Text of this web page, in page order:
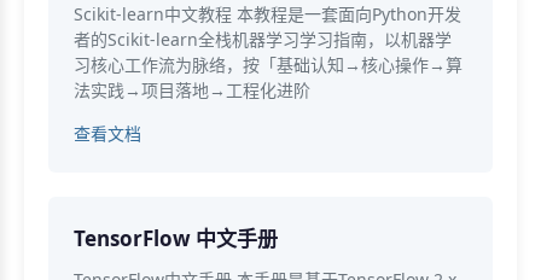
Scikit-learn中文教程 本教程是一套面向Python开发
者的Scikit-learn全栈机器学习学习指南，以机器学
习核心工作流为脉络，按「基础认知→核心操作→算
法实践→项目落地→工程化进阶
查看文档
TensorFlow 中文手册